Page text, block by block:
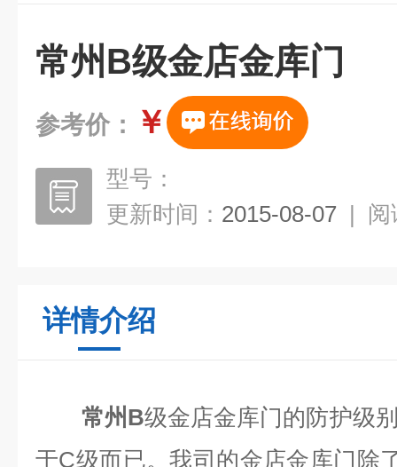
常州B级金店金库门
参考价： ￥
型号：
更新时间： 2015-08-07 | 阅
详情介绍
常州 B级金店金库门的防护级
于C级而已。我司的金店金库门除